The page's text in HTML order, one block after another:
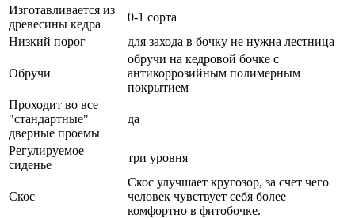
Изготавливается из
древесины кедра
0-1 сорта
Низкий порог
для захода в бочку не нужна лестница
Обручи
обручи на кедровой бочке с
антикоррозийным полимерным
покрытием
Проходит во все
"стандартные"
дверные проемы
да
Регулируемое
сиденье
три уровня
Скос
Скос улучшает кругозор, за счет чего
человек чувствует себя более
комфортно в фитобочке.